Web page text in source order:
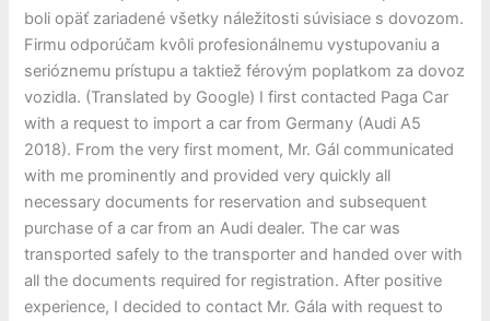
boli opäť zariadené všetky náležitosti súvisiace s dovozom.
Firmu odporúčam kvôli profesionálnemu vystupovaniu a
serióznemu prístupu a taktiež férovým poplatkom za dovoz
vozidla. (Translated by Google) I first contacted Paga Car
with a request to import a car from Germany (Audi A5
2018). From the very first moment, Mr. Gál communicated
with me prominently and provided very quickly all
necessary documents for reservation and subsequent
purchase of a car from an Audi dealer. The car was
transported safely to the transporter and handed over with
all the documents required for registration. After positive
experience, I decided to contact Mr. Gála with request to